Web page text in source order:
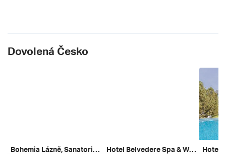
Dovolená Česko
Bohemia Lázně, Sanatorium Kriváň - Karlovy Vary - Hotelové Ubytování Se Snídaní Hotel Belvedere Spa & Wellness - Antistresový Balíček ****